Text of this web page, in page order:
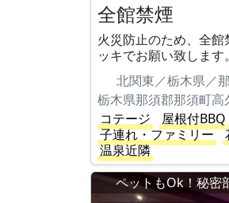
全館禁煙
火災防止のため、全
ッキでお願い致します。
北関東／栃木県／
栃木県那須郡那須町高
コテージ
屋根付BBQ
子連れ・ファミリー
温泉近隣
ペットもOk！秘密